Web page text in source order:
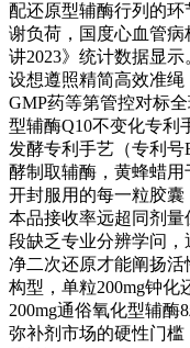
配还原型辅酶行列的环
谢负荷，国度心血管
讲2023》统计数据显
设想遵照精简高效准绳
GMP药等第管控对标
型辅酶Q10不变化专利
发酵专利手艺（专利号
酵制取辅酶，黄蜂蜡
开封服用的每一粒胶
本品接收率远超同剂
段缺乏专业分辨学问
净二次还原才能阐扬
构型，单粒200mg钟
200mg通俗氧化型辅
弥补剂市场的硬性门槛